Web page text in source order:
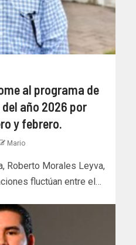
al programa de
año 2026 por
y febrero.
Mario
Roberto Morales Leyva,
fluctúan entre el…